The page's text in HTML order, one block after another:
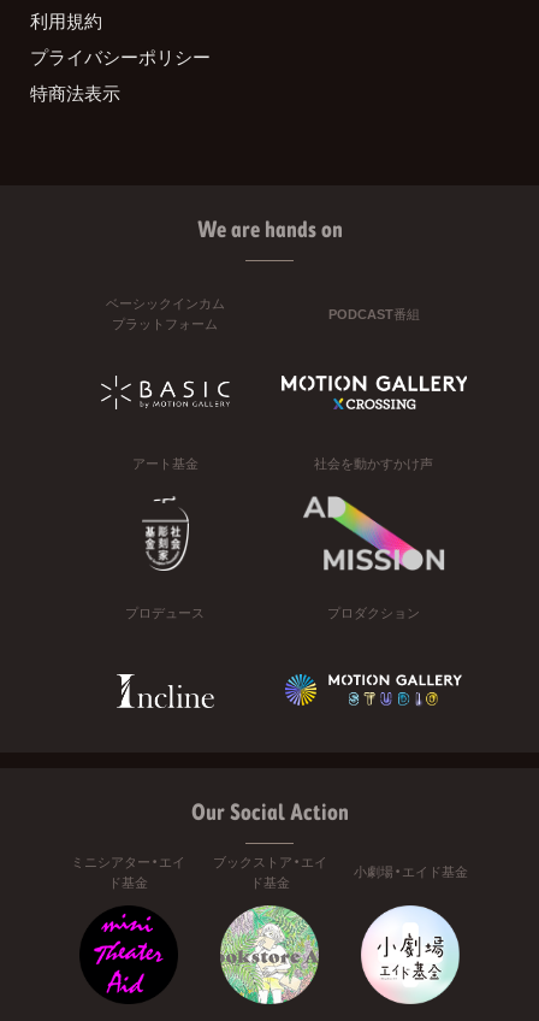
利用規約
プライバシーポリシー
特商法表示
We are hands on
ベーシックインカム
プラットフォーム
PODCAST番組
アート基金 社会を動かすかけ声
プロデュース プロダクション
Our Social Action
ミニシアター・エイ
ド基金
ブックストア・エイ
ド基金
小劇場・エイド基金